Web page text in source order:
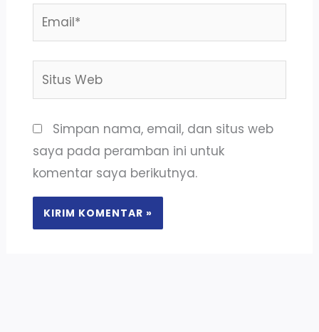
Email*
Situs
Simpan nama, email, dan situs web
saya pada peramban ini untuk
komentar saya berikutnya.